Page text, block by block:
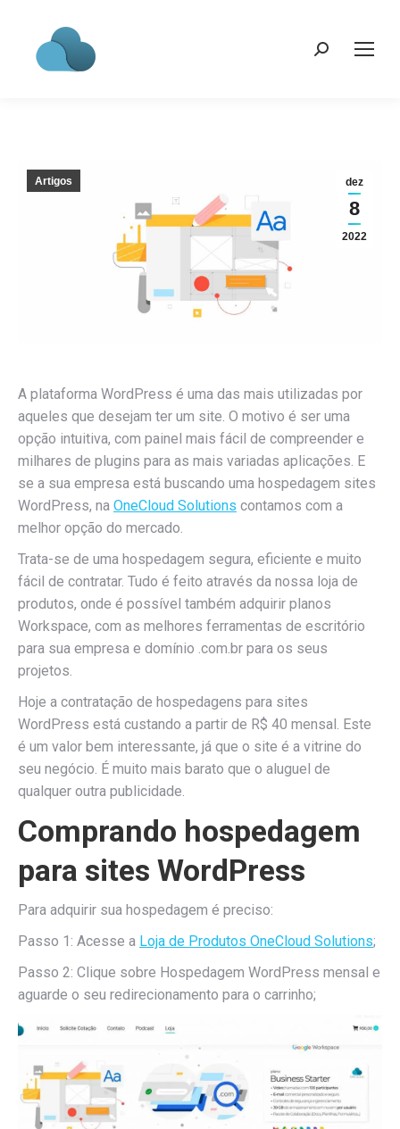
Search:
dez
8
2022
Artigos
A plataforma WordPress é uma das mais utilizadas por
aqueles que desejam ter um site. O motivo é ser uma
opção intuitiva, com painel mais fácil de compreender e
milhares de plugins para as mais variadas aplicações. E
se a sua empresa está buscando uma hospedagem sites
WordPress, na OneCloud Solutions contamos com a
melhor opção do mercado.
Trata-se de uma hospedagem segura, eficiente e muito
fácil de contratar. Tudo é feito através da nossa loja de
produtos, onde é possível também adquirir planos
Workspace, com as melhores ferramentas de escritório
para sua empresa e domínio .com.br para os seus
projetos.
Hoje a contratação de hospedagens para sites
WordPress está custando a partir de R$ 40 mensal. Este
é um valor bem interessante, já que o site é a vitrine do
seu negócio. É muito mais barato que o aluguel de
qualquer outra publicidade.
Comprando hospedagem
para sites WordPress
Para adquirir sua hospedagem é preciso:
Passo 1: Acesse a Loja de Produtos OneCloud Solutions;
Passo 2: Clique sobre Hospedagem WordPress mensal e
aguarde o seu redirecionamento para o carrinho;